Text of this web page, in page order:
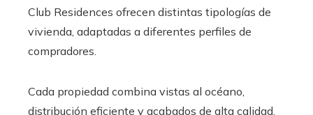
Club Residences ofrecen distintas tipologías de
vivienda, adaptadas a diferentes perfiles de
compradores.
Cada propiedad combina vistas al océano,
distribución eficiente y acabados de alta calidad,